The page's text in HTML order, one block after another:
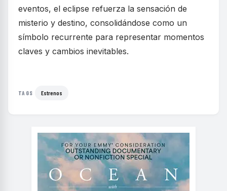
eventos, el eclipse refuerza la sensación de
misterio y destino, consolidándose como un
símbolo recurrente para representar momentos
claves y cambios inevitables.
TAGS Estrenos